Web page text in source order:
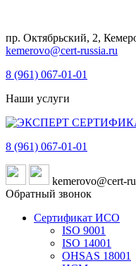
пр. Октябрьский, 2,
kemerovo@cert-russia.ru
8 (961) 067-01-01
Наши услуги
8 (961) 067-01-01
kemerovo@cert-
Обратный звонок
Сертификат ИСО
ISO 9001
ISO 14001
OHSAS 18001